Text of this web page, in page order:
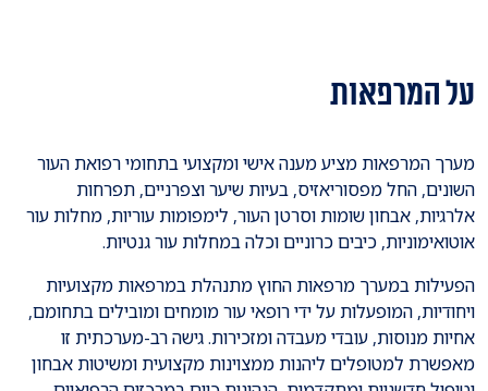
על המרפאות
מערך המרפאות מציע מענה אישי ומקצועי בתחומי רפואת העור
השונים, החל מפסוריאזיס, בעיות שיער וצפרניים, תפרחות
אלרגיות, אבחון שומות וסרטן העור, לימפומות עוריות, מחלות עור
אוטואימוניות, כיבים כרוניים וכלה במחלות עור גנטיות.
הפעילות במערך מרפאות החוץ מתנהלת במרפאות מקצועיות
ויחודיות, המופעלות על ידי רופאי עור מומחים ומובילים בתחומם,
אחיות מנוסות, עובדי מעבדה ומזכירות. גישה רב-מערכתית זו
מאפשרת למטופלים ליהנות ממצוינות מקצועית ומשיטות אבחון